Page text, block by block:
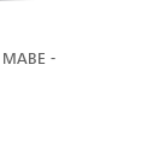
MABE -